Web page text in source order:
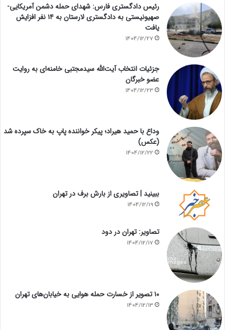
رئیس دادگستری فارس: شهدای حمله دشمن آمریکایی-
صهیونیستی به دادگستری لارستان به ۱۴ نفر افزایش
یافت
1404/12/27
جزئیات انتخاب آیت‌الله سیدمجتبی خامنه‌ای به روایت
عضو خبرگان
1404/12/23
وداع با حمید هیراد؛ پیکر خواننده پاپ به خاک سپرده شد
(عکس)
1404/12/22
ببینید | تصاویری از بارش برف در تهران
1404/12/19
تصاویر: تهران در دود
1404/12/17
۱۰ تصویر از خسارت حمله هوایی به خیابان‌های تهران
1404/12/13